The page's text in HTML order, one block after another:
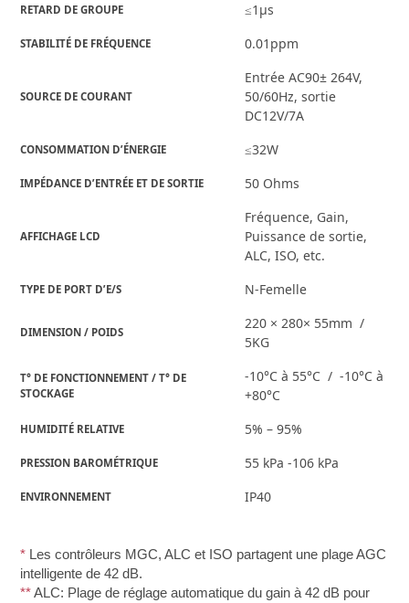
RETARD DE GROUPE ≤1μs
STABILITÉ DE FRÉQUENCE 0.01ppm
SOURCE DE COURANT
Entrée AC90± 264V,
50/60Hz, sortie
DC12V/7A
CONSOMMATION D’ÉNERGIE ≤32W
IMPÉDANCE D’ENTRÉE ET DE SORTIE 50 Ohms
AFFICHAGE LCD
Fréquence, Gain,
Puissance de sortie,
ALC, ISO, etc.
TYPE DE PORT D’E/S N-Femelle
DIMENSION / POIDS
220 × 280× 55mm /
5KG
T° DE FONCTIONNEMENT / T° DE
STOCKAGE
-10°C à 55°C / -10°C à
+80°C
HUMIDITÉ RELATIVE 5% – 95%
PRESSION BAROMÉTRIQUE 55 kPa -106 kPa
ENVIRONNEMENT IP40
* Les contrôleurs MGC, ALC et ISO partagent une plage AGC
intelligente de 42 dB.
**ALC: Plage de réglage automatique du gain à 42 dB pour